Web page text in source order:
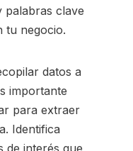
palabras clave
tu negocio.
datos a
importante
para extraer
Identifica